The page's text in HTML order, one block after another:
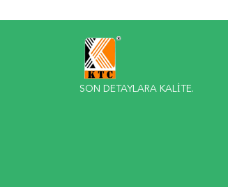
SON DETAYLARA KALİTE.